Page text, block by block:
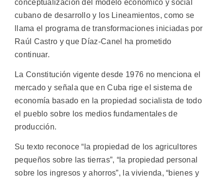
conceptualización del modelo económico y social
cubano de desarrollo y los Lineamientos, como se
llama el programa de transformaciones iniciadas por
Raúl Castro y que Díaz-Canel ha prometido
continuar.
La Constitución vigente desde 1976 no menciona el
mercado y señala que en Cuba rige el sistema de
economía basado en la propiedad socialista de todo
el pueblo sobre los medios fundamentales de
producción.
Su texto reconoce “la propiedad de los agricultores
pequeños sobre las tierras”, “la propiedad personal
sobre los ingresos y ahorros”, la vivienda, “bienes y